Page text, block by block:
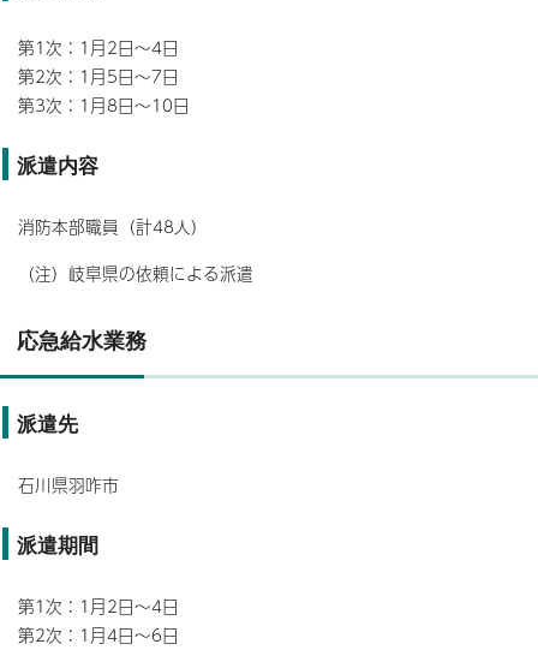
第1次：1月2日～4日
第2次：1月5日～7日
第3次：1月8日～10日
派遣内容
消防本部職員（計48人）
（注）岐阜県の依頼による派遣
応急給水業務
派遣先
石川県羽咋市
派遣期間
第1次：1月2日～4日
第2次：1月4日～6日